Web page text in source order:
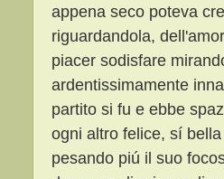
appena seco poteva
riguardandola,
piacer sodisfare
ardentissimamente
partito si fu e ebbe
ogni altro felice, sí
pesando piú il suo